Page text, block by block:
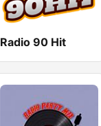
Radio 90 Hit